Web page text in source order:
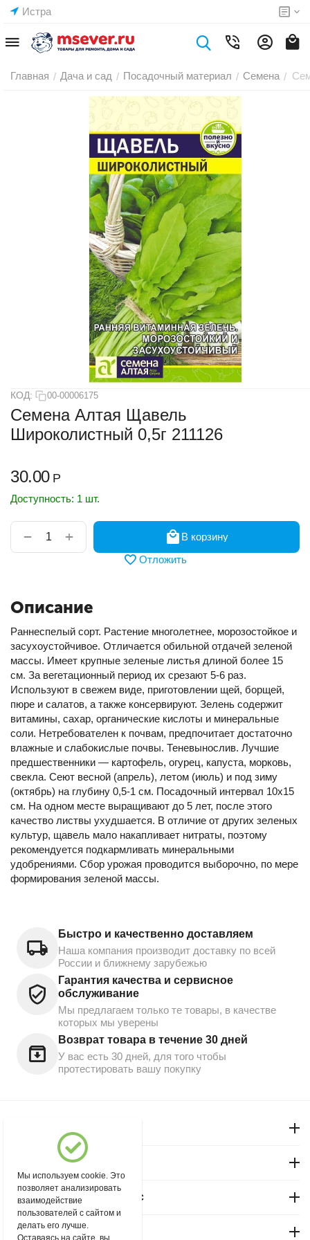
Истра
Главная / Дача и сад / Посадочный материал / Семена /
КОД: 00-00006175
Семена Алтая Щавель
Широколистный 0,5г 211126
30.00 Р
Доступность: 1 шт.
+
−
В корзину
Отложить
Описание
Раннеспелый сорт. Растение многолетнее, морозостойкое и
засухоустойчивое. Отличается обильной отдачей зеленой
массы. Имеет крупные зеленые листья длиной более 15
см. За вегетационный период их срезают 5-6 раз.
Используют в свежем виде, приготовлении щей, борщей,
пюре и салатов, а также консервируют. Зелень содержит
витамины, сахар, органические кислоты и минеральные
соли. Нетребователен к почвам, предпочитает достаточно
влажные и слабокислые почвы. Теневынослив. Лучшие
предшественники — картофель, огурец, капуста, морковь,
свекла. Сеют весной (апрель), летом (июль) и под зиму
(октябрь) на глубину 0,5-1 см. Посадочный интервал 10х15
см. На одном месте выращивают до 5 лет, после этого
качество листвы ухудшается. В отличие от других зеленых
культур, щавель мало накапливает нитраты, поэтому
рекомендуется подкармливать минеральными
удобрениями. Сбор урожая проводится выборочно, по мере
формирования зеленой массы.
Быстро и качественно доставляем
Наша компания производит доставку по всей
России и ближнему зарубежью
Гарантия качества и сервисное
обслуживание
Мы предлагаем только те товары, в качестве
которых мы уверены
Возврат товара в течение 30 дней
У вас есть 30 дней, для того чтобы
протестировать вашу покупку
Магазин "Северный"
Покупательский сервис
Контакты
Мы используем cookie. Это
позволяет анализировать
взаимодействие
пользователей с сайтом и
делать его лучше.
Оставаясь на сайте, вы